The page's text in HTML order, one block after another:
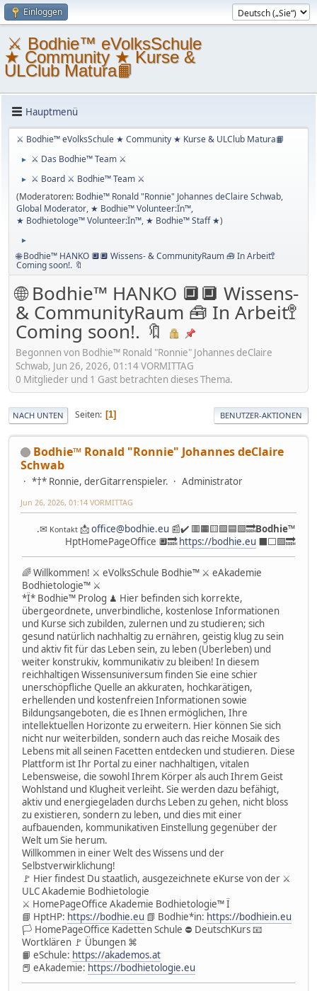
Einloggen
⚔ Bodhie™ eVolksSchule
★ Community ★ Kurse &
ULClub Matura📙
Hauptmenü
⚔ Bodhie™ eVolksSchule ★ Community ★ Kurse & ULClub Matura📙
► ⚔ Das Bodhie™ Team ⚔
►
⚔ Board ⚔ Bodhie™ Team ⚔
(Moderatoren: Bodhie™ Ronald "Ronnie" Johannes deClaire Schwab,
Global Moderator, ★ Bodhie™ Volunteer:Ïn™,
★ Bodhietologe™ Volunteer:Ïn™, ★ Bodhie™ Staff ★)
►
🌐 Bodhie™ HANKO 🔲🔲 Wissens- & CommunityRaum 🧰 In Arbeit🚏
Coming soon!. 🔖
🌐 Bodhie™ HANKO 🔲🔲 Wissens-
& CommunityRaum 🧰 In Arbeit🚏
Coming soon!. 🔖
Begonnen von Bodhie™ Ronald "Ronnie" Johannes deClaire
Schwab, Jun 26, 2026, 01:14 VORMITTAG
0 Mitglieder und 1 Gast betrachten dieses Thema.
NACH UNTEN Seiten 1 BENUTZER-AKTIONEN
Bodhie™ Ronald "Ronnie" Johannes deClaire
Schwab
*†* Ronnie, derGitarrenspieler. Administrator
Jun 26, 2026, 01:14 VORMITTAG
.✉ Kontakt 📩office@bodhie.eu 📰✔️ 🟥🟧🟨🟩🟦🟪🔜Bodhie™
HptHomePageOffice 🔲🔜https://bodhie.eu ⬛️⬜️🟪🔜
🌈 Willkommen! ⚔ eVolksSchule Bodhie™ ⚔ eAkademie
Bodhietologie™ ⚔
*Ï* Bodhie™ Prolog ♟ Hier befinden sich korrekte,
übergeordnete, unverbindliche, kostenlose Informationen
und Kurse sich zubilden, zulernen und zu studieren; sich
gesund natürlich nachhaltig zu ernähren, geistig klug zu sein
und aktiv fit für das Leben sein, zu leben (Überleben) und
weiter konstrukiv, kommunikativ zu bleiben! In diesem
reichhaltigen Wissensuniversum finden Sie eine schier
unerschöpfliche Quelle an akkuraten, hochkarätigen,
erhellenden und kostenfreien Informationen sowie
Bildungsangeboten, die es Ihnen ermöglichen, Ihre
intellektuellen Horizonte zu erweitern. Hier können Sie sich
nicht nur weiterbilden, sondern auch das reiche Mosaik des
Lebens mit all seinen Facetten entdecken und studieren. Diese
Plattform ist Ihr Portal zu einer nachhaltigen, vitalen
Lebensweise, die sowohl Ihrem Körper als auch Ihrem Geist
Wohlstand und Klugheit verleiht. Sie werden dazu befähigt,
aktiv und energiegeladen durchs Leben zu gehen, nicht bloss
zu existieren, sondern zu leben, und dies mit einer
aufbauenden, kommunikativen Einstellung gegenüber der
Welt um Sie herum.
Willkommen in einer Welt des Wissens und der
Selbstverwirklichung!
🚩 Hier findest Du staatlich, ausgezeichnete eKurse von der ⚔
ULC Akademie Bodhietologie
⚔ HomePageOffice Akademie Bodhietologie™ Ï
📘 HptHP: https://bodhie.eu 📗 Bodhie*in: https://bodhiein.eu
🏳 HomePageOffice Kadetten Schule ⛔ DeutschKurs 📧
Wortklären 🚩 Übungen ⌘
📙 eSchule: https://akademos.at
📕 eAkademie: https://bodhietologie.eu